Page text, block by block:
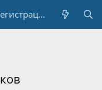
Регистрация